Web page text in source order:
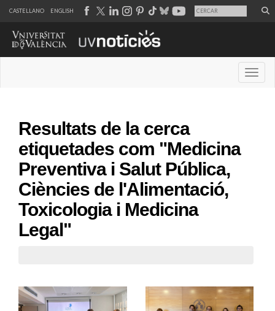
CASTELLANO ENGLISH
Resultats de la cerca
etiquetades com "Medicina
Preventiva i Salut Pública,
Ciències de l'Alimentació,
Toxicologia i Medicina
Legal"